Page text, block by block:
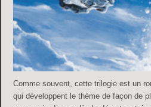
Comme souvent, cette trilogie est un
qui développent le thème de façon de